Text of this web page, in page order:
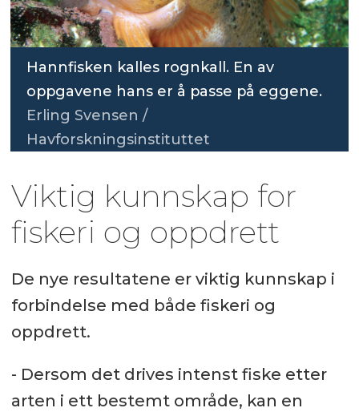
Hannfisken kalles rognkall. En av
oppgavene hans er å passe på eggene.
Erling Svensen /
Havforskningsinstituttet
Viktig kunnskap for
fiskeri og oppdrett
De nye resultatene er viktig kunnskap i
forbindelse med både fiskeri og
oppdrett.
- Dersom det drives intenst fiske etter
arten i ett bestemt område, kan en